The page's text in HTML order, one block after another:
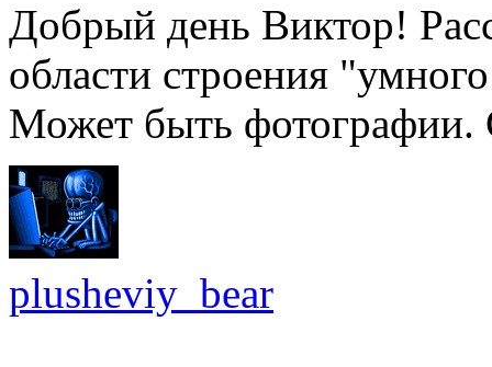
Добрый день Виктор!
области строения
Может быть
plusheviy_bear